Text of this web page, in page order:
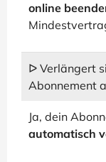
online
ᐅ Verlängert
Abonnement
Ja, dein
automatisch